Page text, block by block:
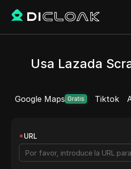
Usa Lazada
Google Maps Gratis Tiktok
*URL